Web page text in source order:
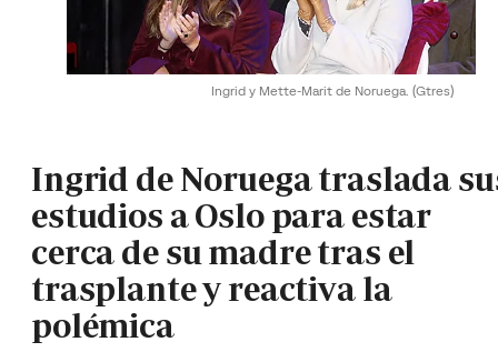
Ingrid y Mette-Marit de Noruega. (Gtres)
Ingrid de Noruega traslada
estudios a Oslo para estar
cerca de su madre tras el
trasplante y reactiva la
polémica